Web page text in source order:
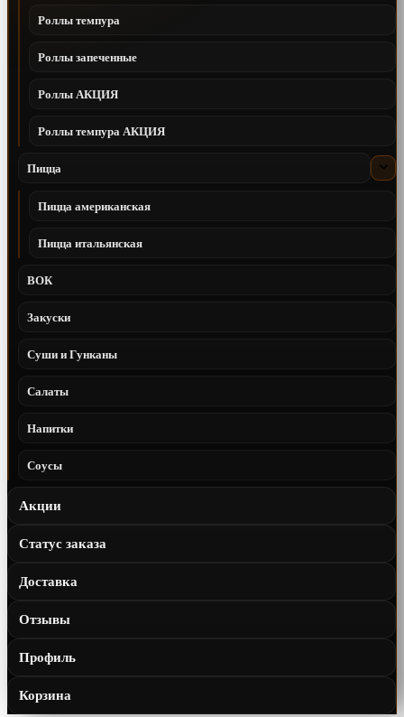
Роллы темпура
Роллы запеченные
Роллы АКЦИЯ
Роллы темпура АКЦИЯ
Пицца
Пицца американская
Пицца итальянская
ВОК
Закуски
Суши и Гунканы
Салаты
Напитки
Соусы
Акции
Статус заказа
Доставка
Отзывы
Профиль
Корзина